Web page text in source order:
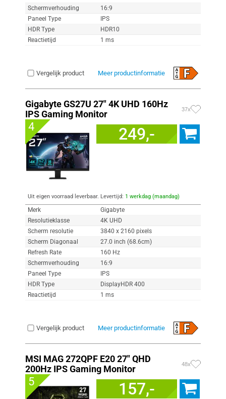
Schermverhouding
16:9
Paneel Type
IPS
HDR Type
HDR10
Reactietijd
1 ms
Vergelijk product Meer productinformatie
Gigabyte GS27U 27" 4K UHD 160Hz
IPS Gaming Monitor
37x
4 249,-
Uit eigen voorraad leverbaar. Levertijd: 1 werkdag (maandag)
Merk
Gigabyte
Resolutieklasse
4K UHD
Scherm resolutie
3840 x 2160 pixels
Scherm Diagonaal
27.0 inch (68.6cm)
Refresh Rate
160 Hz
Schermverhouding
16:9
Paneel Type
IPS
HDR Type
DisplayHDR 400
Reactietijd
1 ms
Vergelijk product Meer productinformatie
MSI MAG 272QPF E20 27" QHD
200Hz IPS Gaming Monitor
48x
5 157,-